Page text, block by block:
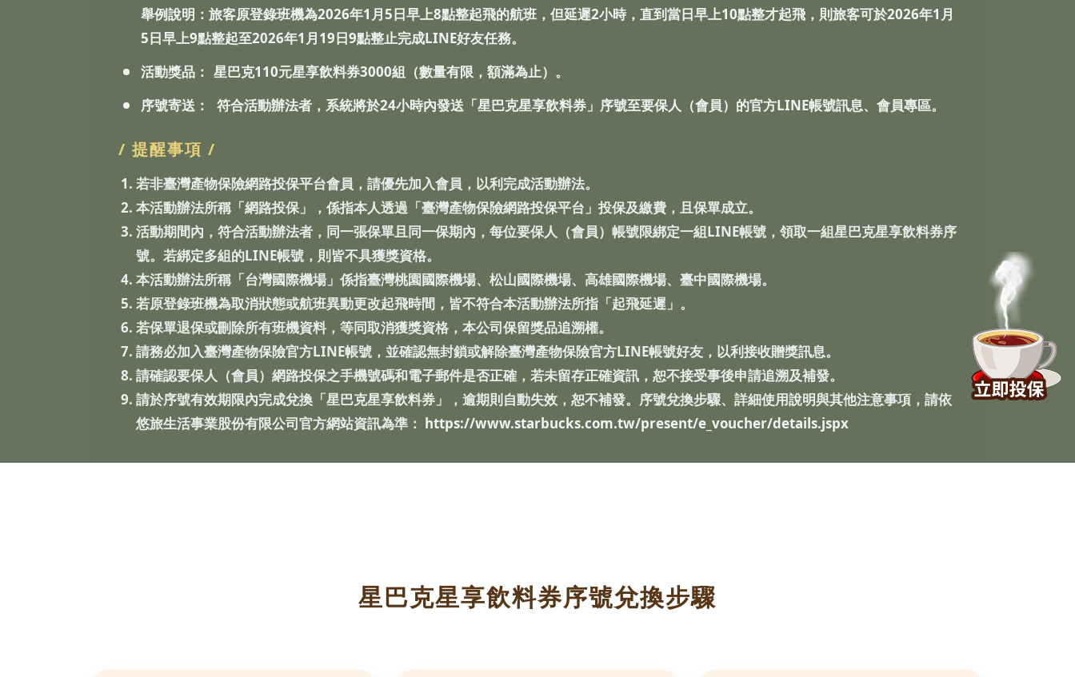
舉例說明：旅客原登錄班機為2026年1月5日早上8點整起飛的航班，但延遲2小時，直到當日早上10點整才起飛，則旅客可於2026年1月
5日早上9點整起至2026年1月19日9點整止完成LINE好友任務。
活動獎品： 星巴克110元星享飲料券3000組（數量有限，額滿為止）。
序號寄送：
符合活動辦法者，系統將於24小時內發送「星巴克星享飲料券」序號至要保人（會員）的官方LINE帳號訊息、會員專區。
/ 提醒事項 /
若非臺灣產物保險網路投保平台會員，請優先加入會員，以利完成活動辦法。
本活動辦法所稱「網路投保」，係指本人透過「臺灣產物保險網路投保平台」投保及繳費，且保單成立。
活動期間內，符合活動辦法者，同一張保單且同一保期內，每位要保人（會員）帳號限綁定一組LINE帳號，領取一組星巴克星享飲料券序
號。若綁定多組的LINE帳號，則皆不具獲獎資格。
本活動辦法所稱「台灣國際機場」係指臺灣桃園國際機場、松山國際機場、高雄國際機場、臺中國際機場。
若原登錄班機為取消狀態或航班異動更改起飛時間，皆不符合本活動辦法所指「起飛延遲」。
若保單退保或刪除所有班機資料，等同取消獲獎資格，本公司保留獎品追溯權。
請務必加入臺灣產物保險官方LINE帳號，並確認無封鎖或解除臺灣產物保險官方LINE帳號好友，以利接收贈獎訊息。
請確認要保人（會員）網路投保之手機號碼和電子郵件是否正確，若未留存正確資訊，恕不接受事後申請追溯及補發。
請於序號有效期限內完成兌換「星巴克星享飲料券」，逾期則自動失效，恕不補發。序號兌換步驟、詳細使用說明與其他注意事項，請依
悠旅生活事業股份有限公司官方網站資訊為準： https://www.starbucks.com.tw/present/e_voucher/details.jspx
星巴克星享飲料券序號兌換步驟